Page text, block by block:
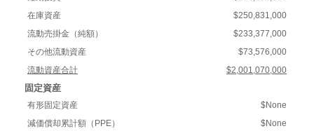
在庫資産
$250,831,000
流動売掛金（純額）
$233,377,000
その他流動資産
$73,576,000
流動資産合計
$2,001,070,000
固定資産
有形固定資産
$None
減価償却累計額（PPE）
$None